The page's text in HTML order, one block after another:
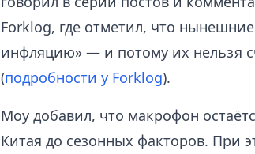
Forklog, где отметил, что
инфляцию» — и потому их нельзя
(подробности у Forklog).
Моу добавил, что макрофон
Китая до сезонных факторов. При